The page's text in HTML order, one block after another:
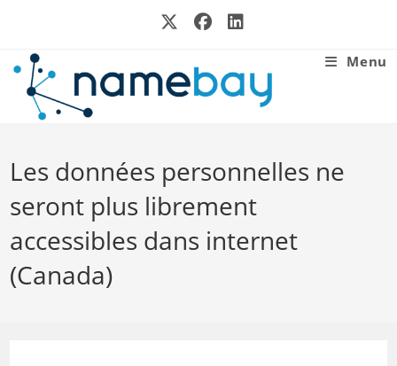
Menu
Les données personnelles ne
seront plus librement
accessibles dans internet
(Canada)